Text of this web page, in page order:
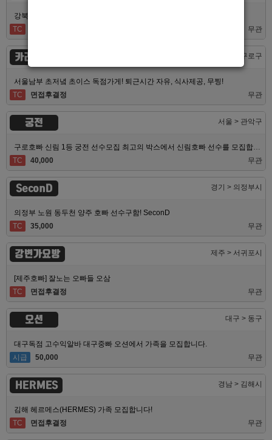
강북 1등 신세계 장안동호빠 알바모집합니다 동대문호빠
TC
무관
카라노래빠 서울 > 구로구
서울남부 초저녘 초이스 독점가게! 퇴근시간 자유, 식사제공, 무찡!
TC
면접후결정 무관
궁전 서울 > 관악구
TC
40,000 무관
SeconD 경기 > 의정부시
의정부 노원 동두천 양주 호빠 선수구함! SeconD
TC
35,000 무관
강변가요방 제주 > 서귀포시
[제주호빠] 잘노는 오빠들 오삼
TC
면접후결정 무관
오션 대구 > 동구
대구독점 고수익알바 대구중빠 오션에서 가족을 모집합니다.
시급
50,000 무관
HERMES 경남 > 김해시
김해 헤르메스(HERMES) 가족 모집합니다!
TC
면접후결정 무관